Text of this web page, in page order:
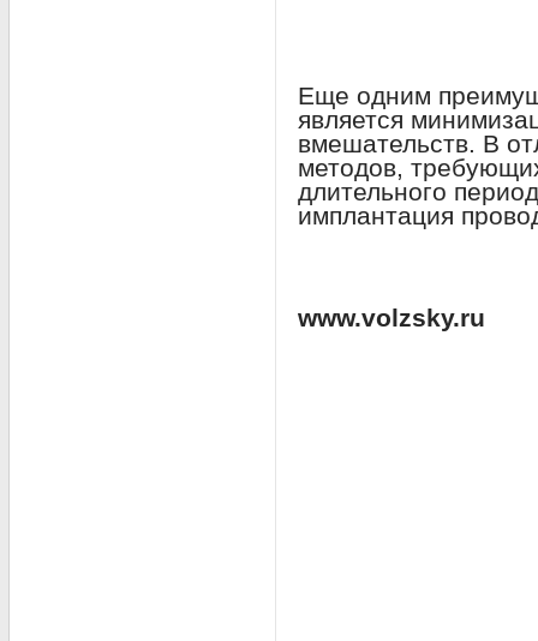
Еще одним
является
вмешательств. В
методов,
длительного
имплантация
www.volzsky.ru